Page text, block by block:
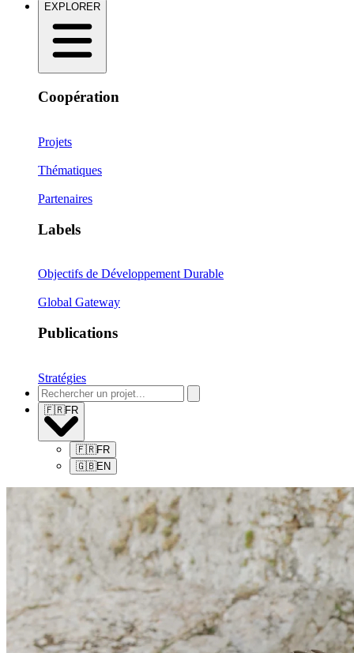
EXPLORER
Coopération
Projets
Thématiques
Partenaires
Labels
Objectifs de Développement Durable
Global Gateway
Publications
Stratégies
🇫🇷FR
🇫🇷FR
🇬🇧EN